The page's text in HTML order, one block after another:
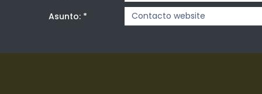
Asunto: *